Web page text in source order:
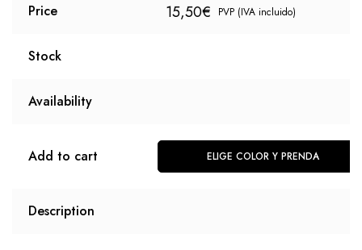
Price 15,50€ PVP (IVA incluido)
Stock
Availability
Add to cart ELIGE COLOR Y PRENDA
Description